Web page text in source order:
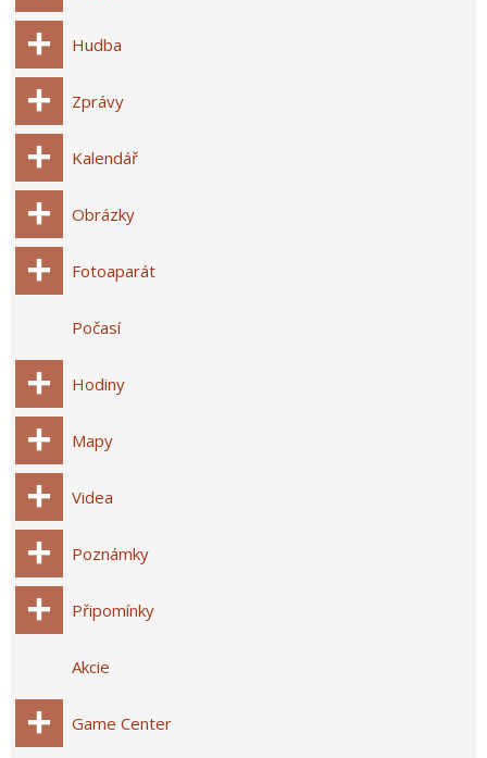
Hudba
Zprávy
Kalendář
Obrázky
Fotoaparát
Počasí
Hodiny
Mapy
Videa
Poznámky
Připomínky
Akcie
Game Center